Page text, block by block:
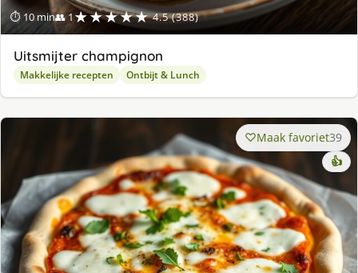
⏱ 10 min👥 1★★★★★ 4.5 (388)
Uitsmijter champignon
Makkelijke recepten Ontbijt & Lunch
Maak favoriet39
👍